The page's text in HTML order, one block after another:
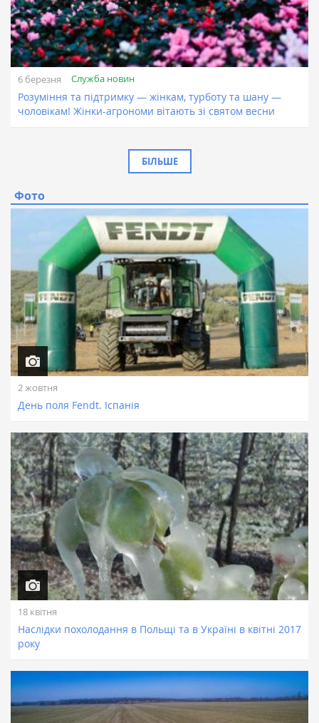
6 березня Служба новин
Розуміння та підтримку — жінкам, турботу та шану —
чоловікам! Жінки-агрономи вітають зі святом весни
БІЛЬШЕ
Фото
2 жовтня
День поля Fendt. Іспанія
18 квітня
Наслідки похолодання в Польщі та в Україні в квітні 2017
року